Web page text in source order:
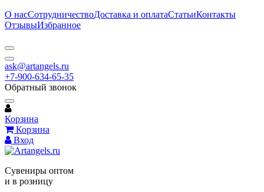
О насСотрудничествоДоставка и оплатаСтатьиКонтакты
ОтзывыИзбранное
ask@artangels.ru
+7-900-634-65-35
Обратный звонок
Корзина
Корзина
Вход
Сувениры оптом
и в розницу